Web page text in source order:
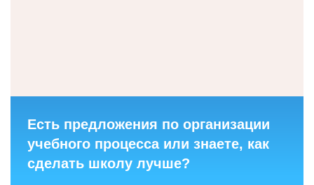
Есть предложения по организации
учебного процесса или знаете, как
сделать школу лучше?